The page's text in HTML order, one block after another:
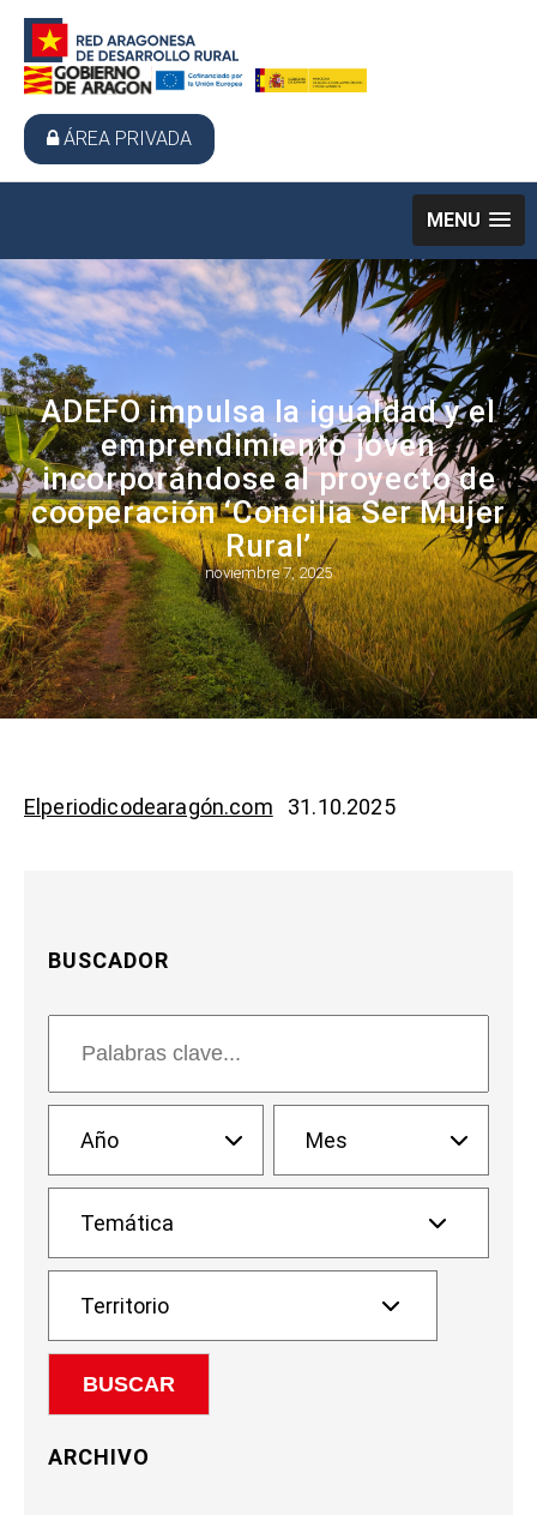
ÁREA PRIVADA
MENU
ADEFO impulsa la igualdad y el
emprendimiento joven
incorporándose al proyecto de
cooperación ‘Concilia Ser Mujer
Rural’
noviembre 7, 2025
Elperiodicodearagón.com 31.10.2025
BUSCADOR
ARCHIVO